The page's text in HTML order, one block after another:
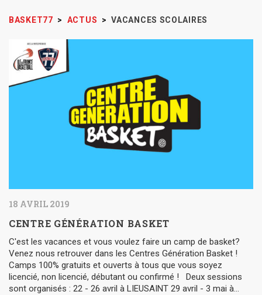
BASKET77 > ACTUS > VACANCES SCOLAIRES
18 AVRIL 2019
CENTRE GÉNÉRATION BASKET
C'est les vacances et vous voulez faire un camp de basket?
Venez nous retrouver dans les Centres Génération Basket !
Camps 100% gratuits et ouverts à tous que vous soyez
licencié, non licencié, débutant ou confirmé ! Deux sessions
sont organisés : 22 - 26 avril à LIEUSAINT 29 avril - 3 mai à...